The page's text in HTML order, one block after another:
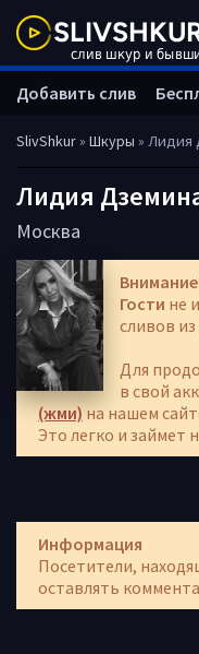
SlivShkur» Шкуры » Лидия
Лидия
Москва
Гости не
сливов
Для
в свой
(жми) на нашем
Это легко и займет
Информация
Посетители,
оставлять
Добавить слив